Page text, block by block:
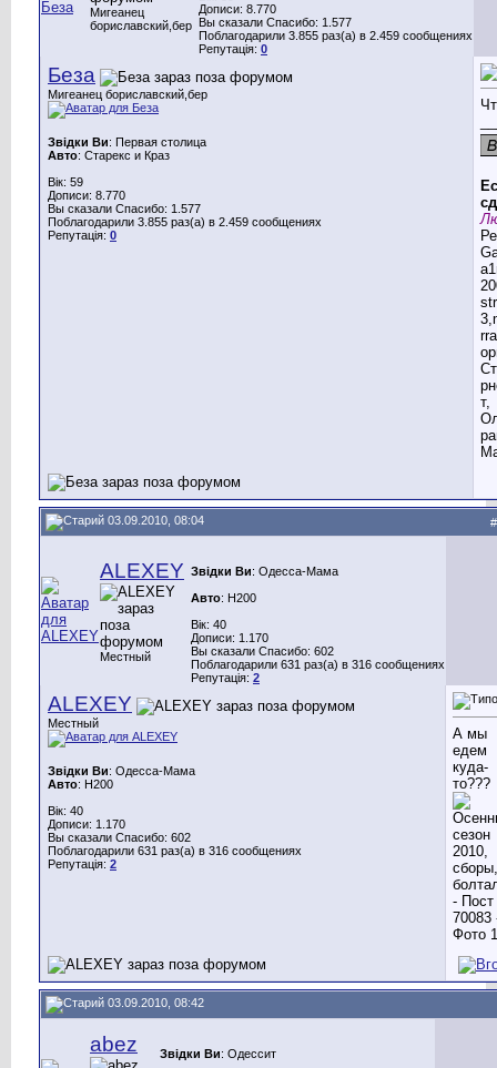
Мигеанец
бориславский,бер
Дописи: 8.770
Вы сказали Спасибо: 1.577
Поблагодарили 3.855 раз(а) в 2.459 сообщениях
Репутація: 0
Беза
Мигеанец бориславский,бер
Звідки Ви: Первая столица
Авто: Старекс и Краз
Вік: 59
Дописи: 8.770
Вы сказали Спасибо: 1.577
Поблагодарили 3.855 раз(а) в 2.459 сообщениях
Репутація: 0
т,
03.09.2010, 08:04 #
ALEXEY
Местный
Звідки Ви: Одесса-Мама
Авто: H200
Вік: 40
Дописи: 1.170
Вы сказали Спасибо: 602
Поблагодарили 631 раз(а) в 316 сообщениях
Репутація: 2
ALEXEY
Местный
Звідки Ви: Одесса-Мама
Авто: H200
Вік: 40
Дописи: 1.170
Вы сказали Спасибо: 602
Поблагодарили 631 раз(а) в 316 сообщениях
Репутація: 2
А мы
едем
куда-
то???
03.09.2010, 08:42
abez Звідки Ви: Одессит